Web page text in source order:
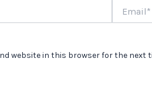
website in this browser for the next